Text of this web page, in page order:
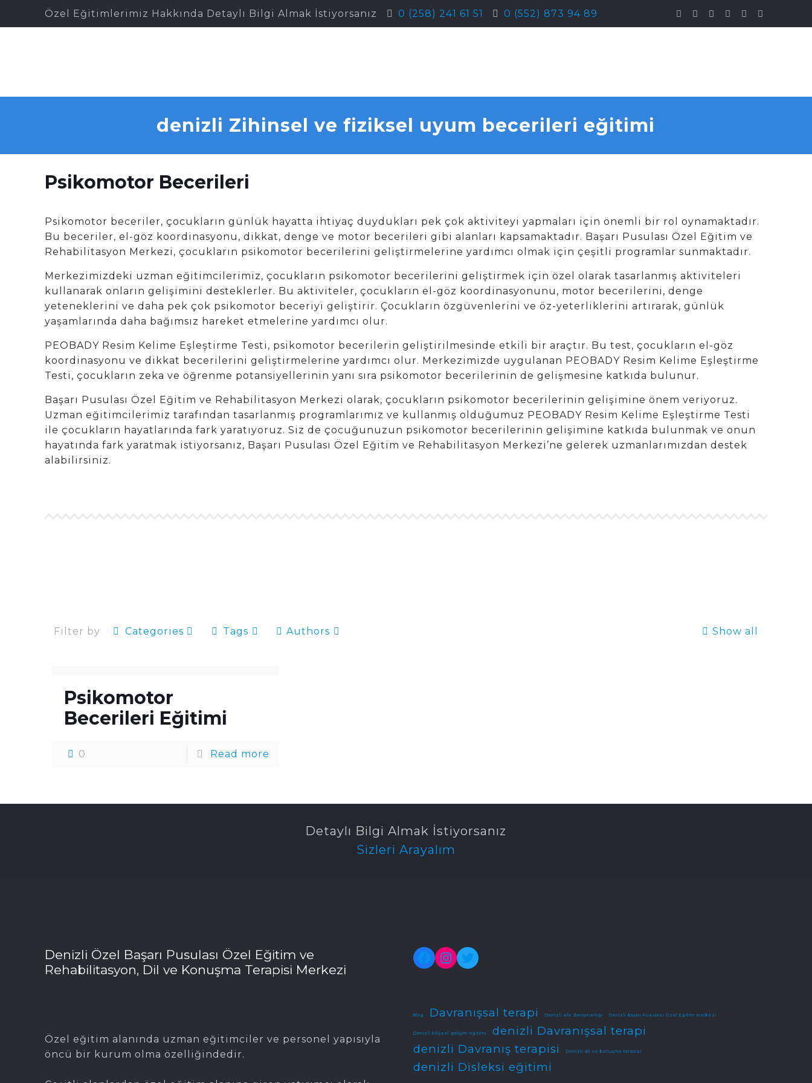
Özel Eğitimlerimiz Hakkında Detaylı Bilgi Almak İstiyorsanız 0 (258) 241 61 51 0 (552) 873 94 89
denizli Zihinsel ve fiziksel uyum becerileri eğitimi
Psikomotor Becerileri
Psikomotor beceriler, çocukların günlük hayatta ihtiyaç duydukları pek çok aktiviteyi yapmaları için önemli bir rol oynamaktadır.
Bu beceriler, el-göz koordinasyonu, dikkat, denge ve motor becerileri gibi alanları kapsamaktadır. Başarı Pusulası Özel Eğitim ve
Rehabilitasyon Merkezi, çocukların psikomotor becerilerini geliştirmelerine yardımcı olmak için çeşitli programlar sunmaktadır.
Merkezimizdeki uzman eğitimcilerimiz, çocukların psikomotor becerilerini geliştirmek için özel olarak tasarlanmış aktiviteleri
kullanarak onların gelişimini desteklerler. Bu aktiviteler, çocukların el-göz koordinasyonunu, motor becerilerini, denge
yeteneklerini ve daha pek çok psikomotor beceriyi geliştirir. Çocukların özgüvenlerini ve öz-yeterliklerini artırarak, günlük
yaşamlarında daha bağımsız hareket etmelerine yardımcı olur.
PEOBADY Resim Kelime Eşleştirme Testi, psikomotor becerilerin geliştirilmesinde etkili bir araçtır. Bu test, çocukların el-göz
koordinasyonu ve dikkat becerilerini geliştirmelerine yardımcı olur. Merkezimizde uygulanan PEOBADY Resim Kelime Eşleştirme
Testi, çocukların zeka ve öğrenme potansiyellerinin yanı sıra psikomotor becerilerinin de gelişmesine katkıda bulunur.
Başarı Pusulası Özel Eğitim ve Rehabilitasyon Merkezi olarak, çocukların psikomotor becerilerinin gelişimine önem veriyoruz.
Uzman eğitimcilerimiz tarafından tasarlanmış programlarımız ve kullanmış olduğumuz PEOBADY Resim Kelime Eşleştirme Testi
ile çocukların hayatlarında fark yaratıyoruz. Siz de çocuğunuzun psikomotor becerilerinin gelişimine katkıda bulunmak ve onun
hayatında fark yaratmak istiyorsanız, Başarı Pusulası Özel Eğitim ve Rehabilitasyon Merkezi’ne gelerek uzmanlarımızdan destek
alabilirsiniz.
Filter by Categories Tags Authors Show all
Psikomotor
Becerileri Eğitimi
0 Read more
Detaylı Bilgi Almak İstiyorsanız
Sizleri Arayalım
Denizli Özel Başarı Pusulası Özel Eğitim ve
Rehabilitasyon, Dil ve Konuşma Terapisi Merkezi
Özel eğitim alanında uzman eğitimciler ve personel yapısıyla
öncü bir kurum olma özelliğindedir.
Facebook
Instagram
Twitter
Blog Davranışsal terapi Denizli aile danışmanlığı Denizli Başarı Pusulası Özel Eğitim Merkezi
Denizli bilişsel gelişim eğitimi
denizli Davranışsal terapi
denizli Davranış terapisi
Denizli dil ve konuşma terapisi
denizli Disleksi eğitimi